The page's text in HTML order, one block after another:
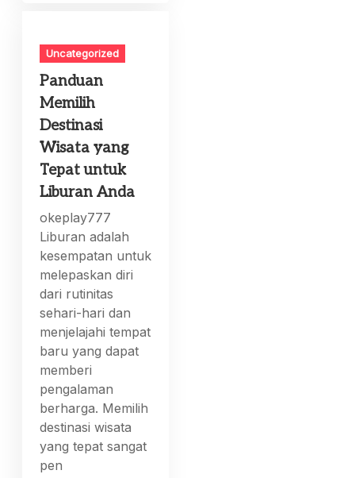
Uncategorized
Panduan
Memilih
Destinasi
Wisata yang
Tepat untuk
Liburan Anda
okeplay777
Liburan adalah
kesempatan untuk
melepaskan diri
dari rutinitas
sehari-hari dan
menjelajahi tempat
baru yang dapat
memberi
pengalaman
berharga. Memilih
destinasi wisata
yang tepat sangat
pen